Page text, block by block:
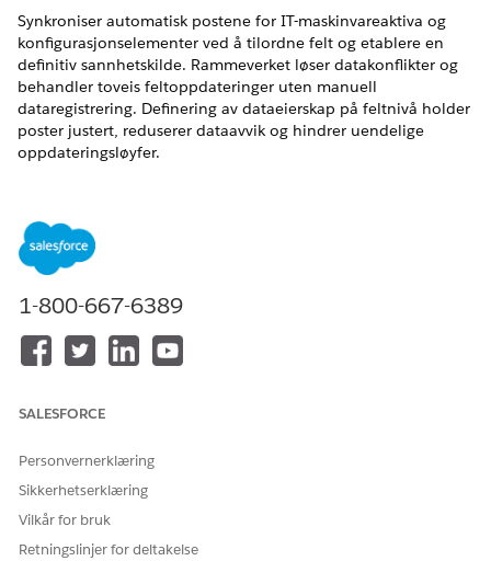
Synkroniser automatisk postene for IT-maskinvareaktiva og
konfigurasjonselementer ved å tilordne felt og etablere en
definitiv sannhetskilde. Rammeverket løser datakonflikter og
behandler toveis feltoppdateringer uten manuell
dataregistrering. Definering av dataeierskap på feltnivå holder
poster justert, reduserer dataavvik og hindrer uendelige
oppdateringsløyfer.
Tilgjengelig i Lightning Experience
Tilgjengelig i
med Agentforce IT Service.
Synkronisering av felt for aktiva og
konfigurasjonselementer
Management- og Configuration Management Database
synkronisering løser datakonflikter, oversetter verdier og
stopper uendelige oppdateringsløyfer. Dette rammeverket
sikrer at IT-ansvarlige alltid finner nøyaktige
lagerbeholdningsdetaljer.
1-800-667-6389
SALESFORCE
Personvernerklæring
Sikkerhetserklæring
Vilkår for bruk
Retningslinjer for deltakelse